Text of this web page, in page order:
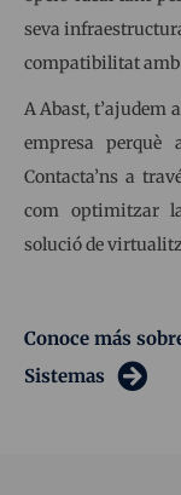
seva
compatibilitat amb
A Abast, t’ajudem
empresa
Contacta’ns a
com optimitzar
solució de
Conoce más
Sistemas